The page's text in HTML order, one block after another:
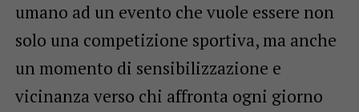
umano ad un evento che vuole essere non
solo una competizione sportiva, ma anche
un momento di sensibilizzazione e
vicinanza verso chi affronta ogni giorno